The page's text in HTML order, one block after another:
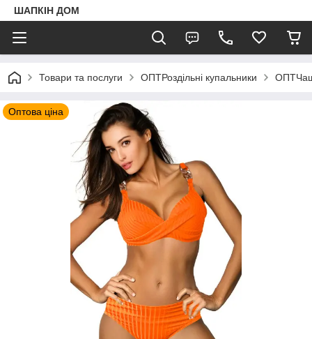
ШАПКIН ДОМ
Товари та послуги ОПТРоздільні купальники
Оптова ціна